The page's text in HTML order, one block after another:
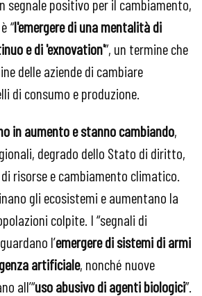
segnale positivo per il cambiamento,
“l'emergere di una mentalità di
e di 'exnovation'”, un termine che
delle aziende di cambiare
di consumo e produzione.
in aumento e stanno cambiando,
degrado dello Stato di diritto,
risorse e cambiamento climatico.
gli ecosistemi e aumentano la
colpite. I “segnali di
l’emergere di sistemi di armi
artificiale, nonché nuove
all’“uso abusivo di agenti biologici”.